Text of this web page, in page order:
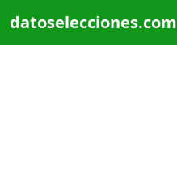
datoselecciones.com